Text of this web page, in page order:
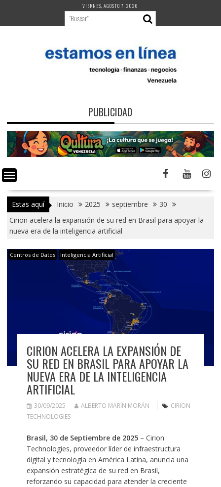
contenido
VIERNES, AGOSTO 7, 2026
PUBLICIDAD
Estas aquí Inicio 2025 septiembre
30
Cirion acelera la expansión de su red en Brasil para apoyar la
nueva era de la inteligencia artificial
Centros de Datos Inteligencia Artificial
CIRION ACELERA LA EXPANSIÓN DE
SU RED EN BRASIL PARA APOYAR LA
NUEVA ERA DE LA INTELIGENCIA
ARTIFICIAL
30/09/2025 ALBERTO MARÍN MORÁN
CIRION
TECHNOLOGIES
Brasil, 30 de Septiembre de 2025 – Cirion
Technologies, proveedor líder de infraestructura
digital y tecnología en América Latina, anuncia una
expansión estratégica de su red en Brasil,
reforzando su capacidad para atender la creciente